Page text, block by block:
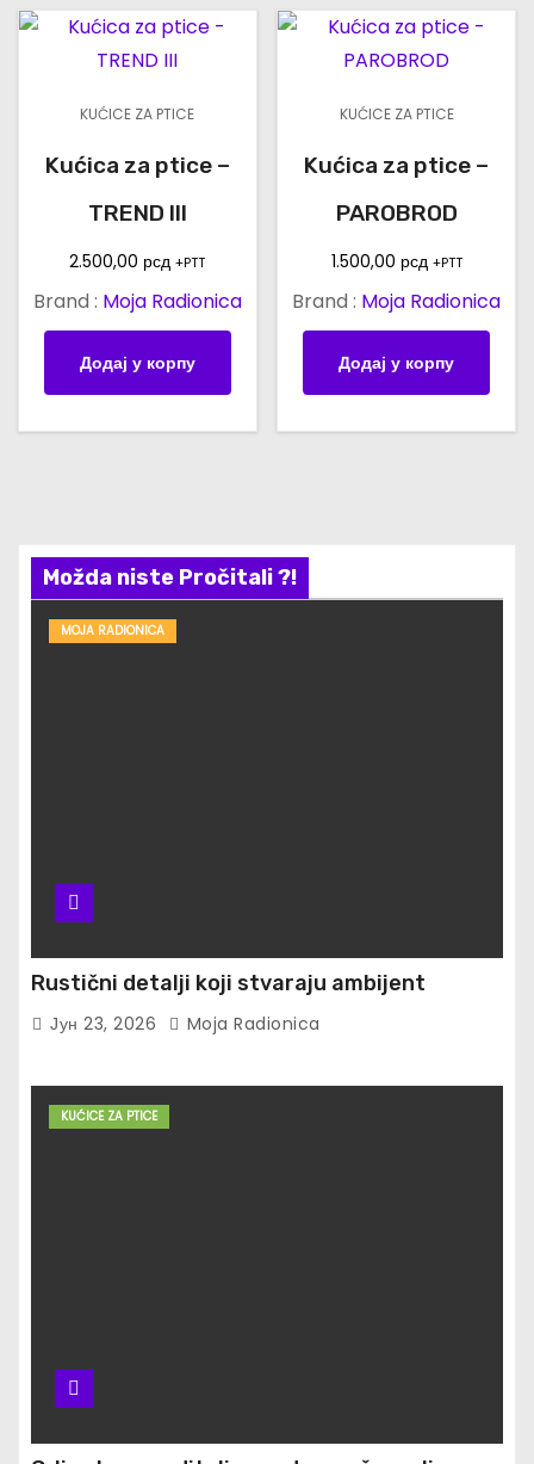
KUĆICE ZA PTICE
Kućica za ptice –
TREND III
2.500,00 рсд +PTT
Brand : Moja Radionica
Додај у корпу
KUĆICE ZA PTICE
Kućica za ptice –
PAROBROD
1.500,00 рсд +PTT
Brand : Moja Radionica
Додај у корпу
Možda niste Pročitali ?!
MOJA RADIONICA
Rustični detalji koji stvaraju ambijent
Јун 23, 2026 Moja Radionica
KUĆICE ZA PTICE